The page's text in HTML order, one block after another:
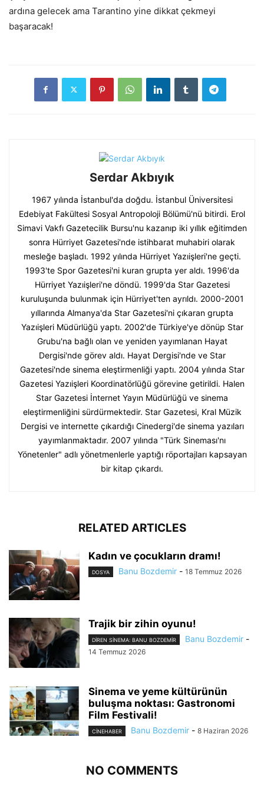
ardına gelecek ama Tarantino yine dikkat çekmeyi
başaracak!
Serdar Akbıyık
1967 yılında İstanbul'da doğdu. İstanbul Üniversitesi
Edebiyat Fakültesi Sosyal Antropoloji Bölümü'nü bitirdi. Erol
Simavi Vakfı Gazetecilik Bursu'nu kazanıp iki yıllık eğitimden
sonra Hürriyet Gazetesi'nde istihbarat muhabiri olarak
mesleğe başladı. 1992 yılında Hürriyet Yazıişleri'ne geçti.
1993'te Spor Gazetesi'ni kuran grupta yer aldı. 1996'da
Hürriyet Yazıişleri'ne döndü. 1999'da Star Gazetesi
kuruluşunda bulunmak için Hürriyet'ten ayrıldı. 2000-2001
yıllarında Almanya'da Star Gazetesi'ni çıkaran grupta
Yazıişleri Müdürlüğü yaptı. 2002'de Türkiye'ye dönüp Star
Grubu'na bağlı olan ve yeniden yayımlanan Hayat
Dergisi'nde görev aldı. Hayat Dergisi'nde ve Star
Gazetesi'nde sinema eleştirmenliği yaptı. 2004 yılında Star
Gazetesi Yazıişleri Koordinatörlüğü görevine getirildi. Halen
Star Gazetesi İnternet Yayın Müdürlüğü ve sinema
eleştirmenliğini sürdürmektedir. Star Gazetesi, Kral Müzik
Dergisi ve internette çıkardığı Cinedergi'de sinema yazıları
yayımlanmaktadır. 2007 yılında "Türk Sineması'nı
Yönetenler" adlı yönetmenlerle yaptığı röportajları kapsayan
bir kitap çıkardı.
RELATED ARTICLES
Kadın ve çocukların dramı!
DOSYA Banu Bozdemir - 18 Temmuz 2026
Trajik bir zihin oyunu!
DIREN SINEMA: BANU BOZDEMIR Banu Bozdemir -
14 Temmuz 2026
Sinema ve yeme kültürünün
buluşma noktası: Gastronomi
Film Festivali!
CINEHABER Banu Bozdemir - 8 Haziran 2026
NO COMMENTS